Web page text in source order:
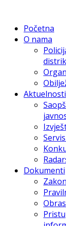
Početna
O nama
Aktuelnosti
Dokumenti